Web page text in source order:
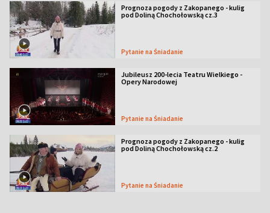
Prognoza pogody z Zakopanego - kulig
pod Doliną Chochołowską cz.3
Pytanie na Śniadanie
Jubileusz 200-lecia Teatru Wielkiego -
Opery Narodowej
Pytanie na Śniadanie
Prognoza pogody z Zakopanego - kulig
pod Doliną Chochołowską cz.2
Pytanie na Śniadanie